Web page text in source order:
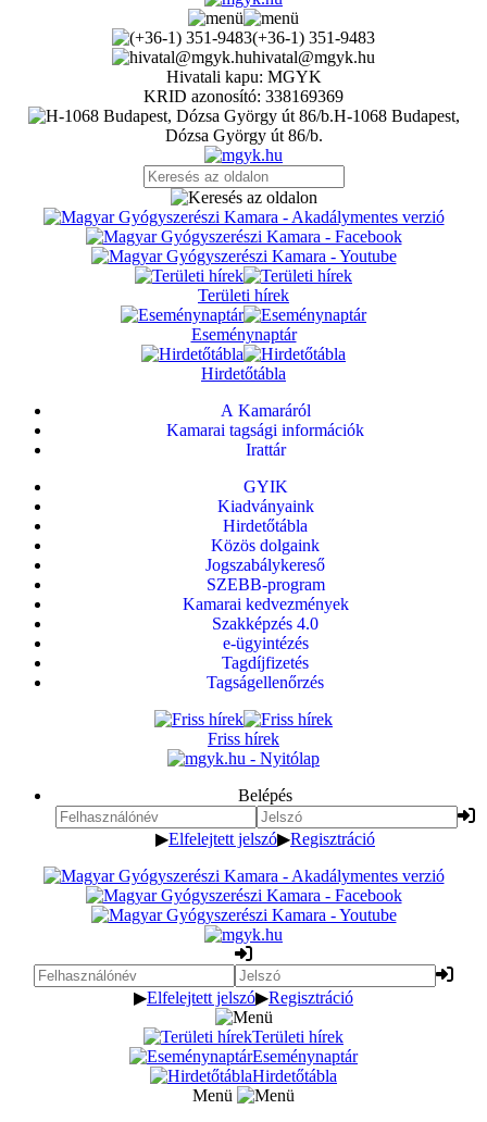
(+36-1) 351-9483
hivatal@mgyk.hu
Hivatali kapu: MGYK
KRID azonosító: 338169369
H-1068 Budapest,
Dózsa György út 86/b.
Területi hírek
Eseménynaptár
Hirdetőtábla
A Kamaráról
Kamarai tagsági információk
Irattár
GYIK
Kiadványaink
Hirdetőtábla
Közös dolgaink
Jogszabálykereső
SZEBB-program
Kamarai kedvezmények
Szakképzés 4.0
e-ügyintézés
Tagdíjfizetés
Tagságellenőrzés
Friss hírek
Belépés
▶Elfelejtett jelszó▶Regisztráció
▶Elfelejtett jelszó▶Regisztráció
Területi hírek
Eseménynaptár
Hirdetőtábla
Menü